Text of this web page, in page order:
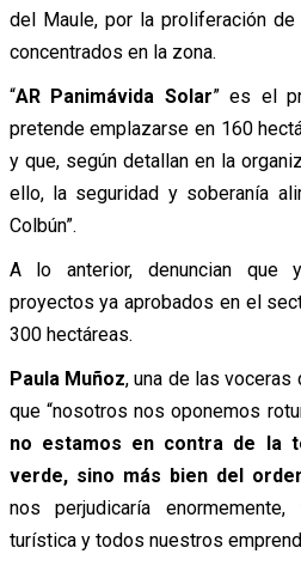
del Maule, por la proliferación de
concentrados en la zona.
“AR Panimávida Solar” es el
pretende emplazarse en 160
y que, según detallan en la
ello, la seguridad y soberanía
Colbún”.
A lo anterior, denuncian que
proyectos ya aprobados en el
300 hectáreas.
Paula Muñoz, una de las voceras
que “nosotros nos oponemos
no estamos en contra de la
verde, sino más bien del
nos perjudicaría
turística y todos nuestros